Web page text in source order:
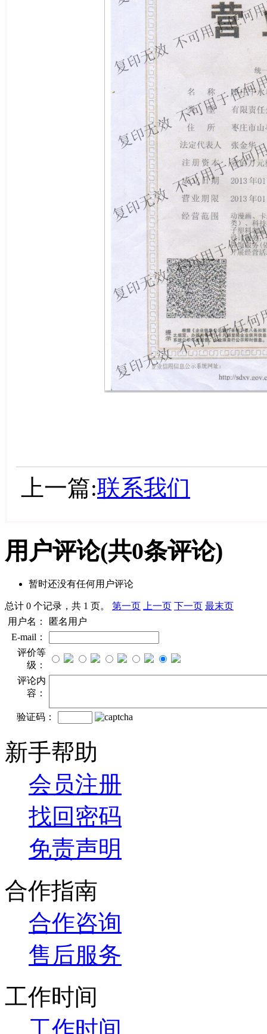
上一篇:联系我们
用户评论(共0条评论)
暂时还没有任何用户评论
总计 0 个记录，共 1 页。 第一页 上一页 下一页 最末页
用户名：
匿名用户
E-mail：
评价等
级：
评论内
容：
验证码：
新手帮助
会员注册
找回密码
免责声明
合作指南
合作咨询
售后服务
工作时间